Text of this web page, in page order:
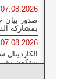
07.08.2026
صدور بيان
بمشاركة
07.08.2026
الكاردينال
ستكون